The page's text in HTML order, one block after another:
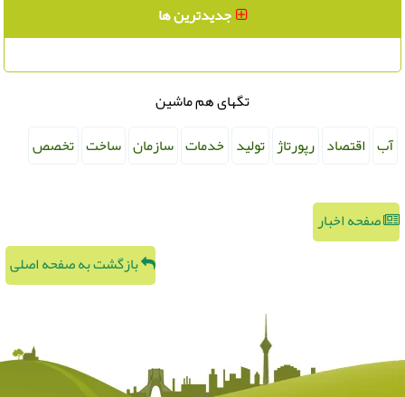
جدیدترین ها
تگهای هم ماشین
آب
اقتصاد رپورتاژ تولید خدمات سازمان ساخت تخصص
صفحه اخبار
بازگشت به صفحه اصلی